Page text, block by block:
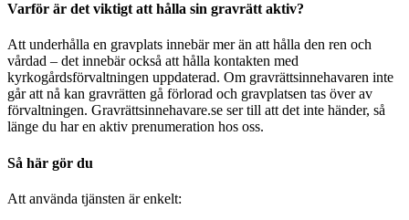
Varför är det viktigt att hålla sin gravrätt aktiv?
Att underhålla en gravplats innebär mer än att hålla den ren och
vårdad – det innebär också att hålla kontakten med
kyrkogårdsförvaltningen uppdaterad. Om gravrättsinnehavaren inte
går att nå kan gravrätten gå förlorad och gravplatsen tas över av
förvaltningen. Gravrättsinnehavare.se ser till att det inte händer, så
länge du har en aktiv prenumeration hos oss.
Så här gör du
Att använda tjänsten är enkelt: